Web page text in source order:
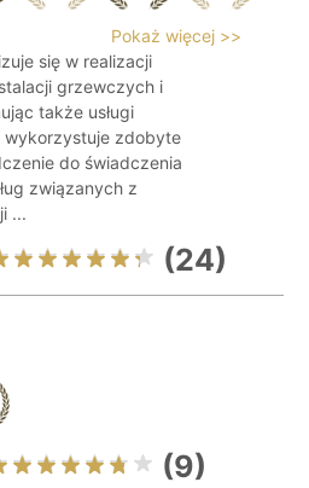
Pokaż więcej >>
się w realizacji
grzewczych i
także usługi
wykorzystuje zdobyte
do świadczenia
związanych z
...
(24)
(9)